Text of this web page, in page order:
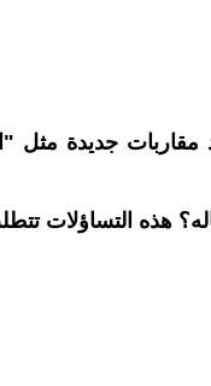
مقاربات جديدة
هذه التساؤلات